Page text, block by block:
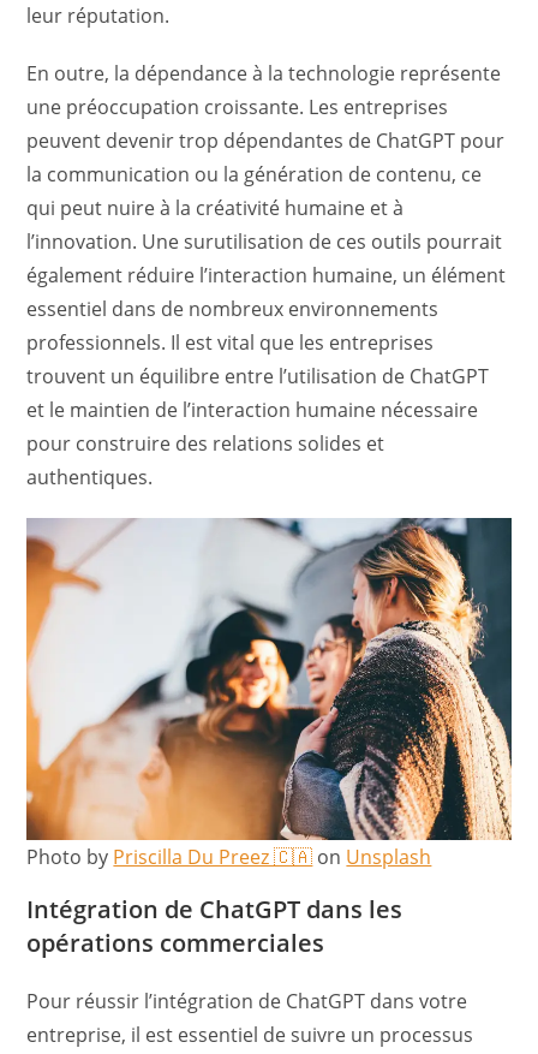
leur réputation.
En outre, la dépendance à la technologie représente
une préoccupation croissante. Les entreprises
peuvent devenir trop dépendantes de ChatGPT pour
la communication ou la génération de contenu, ce
qui peut nuire à la créativité humaine et à
l’innovation. Une surutilisation de ces outils pourrait
également réduire l’interaction humaine, un élément
essentiel dans de nombreux environnements
professionnels. Il est vital que les entreprises
trouvent un équilibre entre l’utilisation de ChatGPT
et le maintien de l’interaction humaine nécessaire
pour construire des relations solides et
authentiques.
Photo by Priscilla Du Preez 🇨🇦 on Unsplash
Intégration de ChatGPT dans les
opérations commerciales
Pour réussir l’intégration de ChatGPT dans votre
entreprise, il est essentiel de suivre un processus